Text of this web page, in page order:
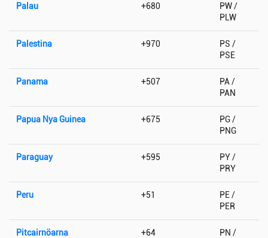
Palau +680
PW /
PLW
Palestina +970
PS /
PSE
Panama +507
PA /
PAN
Papua Nya Guinea +675
PG /
PNG
Paraguay +595
PY /
PRY
Peru +51
PE /
PER
Pitcairnöarna +64
PN /